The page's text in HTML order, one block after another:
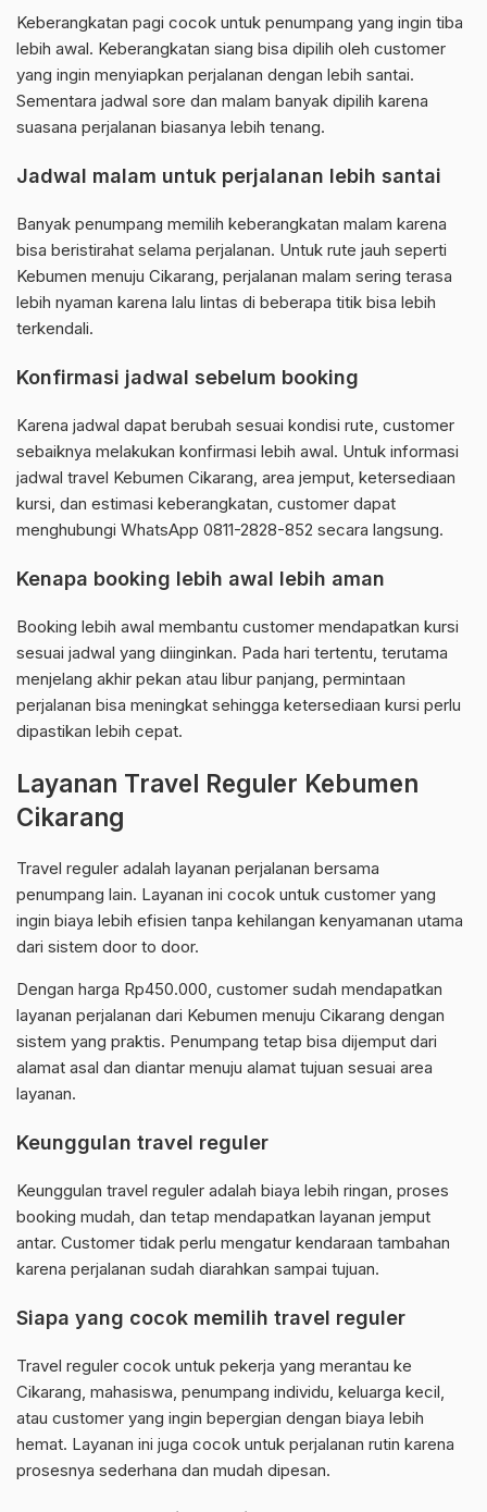
Keberangkatan pagi cocok untuk penumpang yang ingin tiba
lebih awal. Keberangkatan siang bisa dipilih oleh customer
yang ingin menyiapkan perjalanan dengan lebih santai.
Sementara jadwal sore dan malam banyak dipilih karena
suasana perjalanan biasanya lebih tenang.
Jadwal malam untuk perjalanan lebih santai
Banyak penumpang memilih keberangkatan malam karena
bisa beristirahat selama perjalanan. Untuk rute jauh seperti
Kebumen menuju Cikarang, perjalanan malam sering terasa
lebih nyaman karena lalu lintas di beberapa titik bisa lebih
terkendali.
Konfirmasi jadwal sebelum booking
Karena jadwal dapat berubah sesuai kondisi rute, customer
sebaiknya melakukan konfirmasi lebih awal. Untuk informasi
jadwal travel Kebumen Cikarang, area jemput, ketersediaan
kursi, dan estimasi keberangkatan, customer dapat
menghubungi WhatsApp 0811-2828-852 secara langsung.
Kenapa booking lebih awal lebih aman
Booking lebih awal membantu customer mendapatkan kursi
sesuai jadwal yang diinginkan. Pada hari tertentu, terutama
menjelang akhir pekan atau libur panjang, permintaan
perjalanan bisa meningkat sehingga ketersediaan kursi perlu
dipastikan lebih cepat.
Layanan Travel Reguler Kebumen
Cikarang
Travel reguler adalah layanan perjalanan bersama
penumpang lain. Layanan ini cocok untuk customer yang
ingin biaya lebih efisien tanpa kehilangan kenyamanan utama
dari sistem door to door.
Dengan harga Rp450.000, customer sudah mendapatkan
layanan perjalanan dari Kebumen menuju Cikarang dengan
sistem yang praktis. Penumpang tetap bisa dijemput dari
alamat asal dan diantar menuju alamat tujuan sesuai area
layanan.
Keunggulan travel reguler
Keunggulan travel reguler adalah biaya lebih ringan, proses
booking mudah, dan tetap mendapatkan layanan jemput
antar. Customer tidak perlu mengatur kendaraan tambahan
karena perjalanan sudah diarahkan sampai tujuan.
Siapa yang cocok memilih travel reguler
Travel reguler cocok untuk pekerja yang merantau ke
Cikarang, mahasiswa, penumpang individu, keluarga kecil,
atau customer yang ingin bepergian dengan biaya lebih
hemat. Layanan ini juga cocok untuk perjalanan rutin karena
prosesnya sederhana dan mudah dipesan.